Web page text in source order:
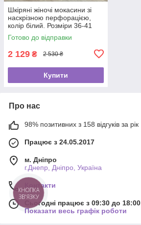
Шкіряні жіночі мокасини зі
наскрізною перфорацією,
колір білий. Розміри 36-41
Готово до відправки
2 129 ₴ 2 530 ₴
Купити
Про нас
98% позитивних з 158 відгуків за рік
Працює з 24.05.2017
м. Дніпро
г.Днепр, Дніпро, Україна
Контакти
Сьогодні працює з 09:30 до 18:00
Показати весь графік роботи
КНОПКА
ЗВ'ЯЗКУ